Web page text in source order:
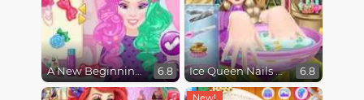
A New Beginning, From Sad to Fab 6.8 Ice Queen Nails Spa 6.8